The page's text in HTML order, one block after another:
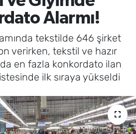
Alarmı!
tekstilde 646 şirket
verirken, tekstil ve hazır
en fazla konkordato ilan
ilk sıraya yükseldi